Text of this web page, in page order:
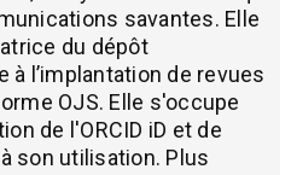
savantes. Elle
du dépôt
l’implantation de revues
OJS. Elle s'occupe
de l'ORCID iD et de
son utilisation. Plus